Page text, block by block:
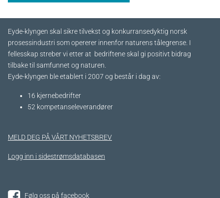
Eyde-klyngen skal sikre tilvekst og konkurransedyktig norsk
prosessindustri som opererer innenfor naturens tålegrense. I
fellesskap streber vi etter at bedriftene skal gi positivt bidrag
tilbake til samfunnet og naturen.
Eyde-klyngen ble etablert i 2007 og består i dag av:
16 kjernebedrifter​
52 kompetanseleverandører
MELD DEG PÅ VÅRT NYHETSBREV
Logg inn i sidestrømsdatabasen
Følg oss på facebook